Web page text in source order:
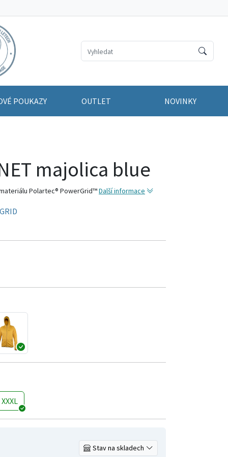
POUKAZY OUTLET NOVINKY
majolica blue
Polartec® PowerGrid™Další informace
XXXL
Stav na skladech